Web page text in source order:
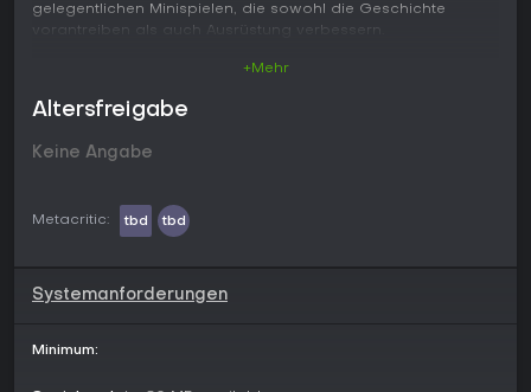
gelegentlichen Minispielen, die sowohl die Geschichte
vorantreiben als auch Ausrüstung verbessern.
Im Mittelpunkt steht das Durchqueren linearer Level von links
nach rechts, bei dem man Gegnern und Hindernissen
ausweicht. Aurora zielt und schießt mit dem rechten Analog-
Stick; normale Schüsse reichen meist aus, während stärkere
dient sowohl als Kampf- als auch als Rätselhelfer: Man kann
ihn auf Gruppen von Gegnern werfen, um Flächenschaden
macht.
Handlungsinformationen und Nebenaufgaben liefern. Durch
+Mehr
Altersfreigabe
Keine Angabe
Metacritic: tbd tbd
Systemanforderungen
Minimum: